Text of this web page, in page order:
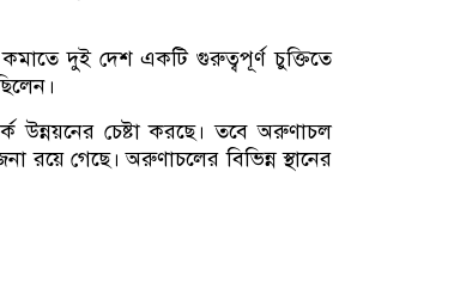
দুই দেশ একটি গুরুত্বপূর্ণ চুক্তিতে
চেষ্টা করছে। তবে অরুণাচল
রয়ে গেছে। অরুণাচলের বিভিন্ন স্থানের